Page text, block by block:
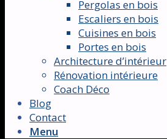
Pergolas en bois
Escaliers en bois
Cuisines en bois
Portes en bois
Architecture d’intérieur
Rénovation intérieure
Coach Déco
Blog
Contact
Menu